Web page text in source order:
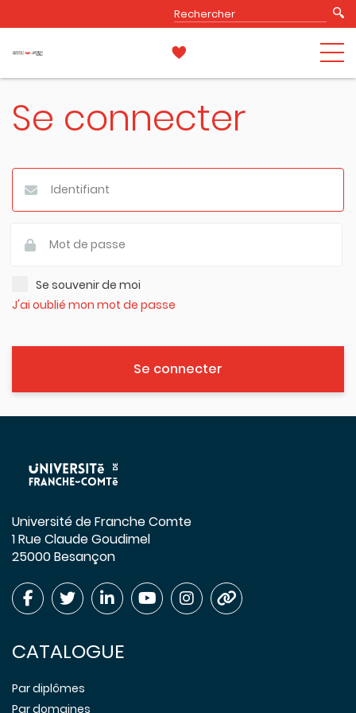
Se connecter
Se souvenir de moi
J'ai oublié mon mot de passe
Se connecter
Université de Franche Comte
1 Rue Claude Goudimel
25000 Besançon
CATALOGUE
Par diplômes
Par domaines